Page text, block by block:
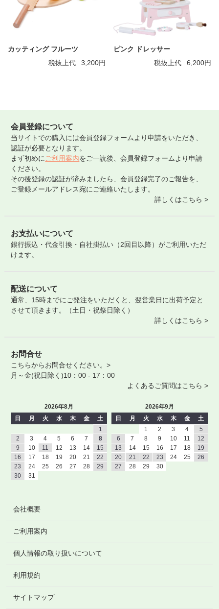
カッティング フルーツ
税抜上代
3,200円
ピンク ドレッサー
税抜上代
6,200円
会員登録について
当サイトでの購入には会員登録フォームより申請をいただき、
認証が必要となります。
まず初めに ご利用案内をご一読後、会員登録フォームより申請
ください。
その後登録の認証が済みましたら、会員登録完了のご報告を、
ご登録メールアドレス宛にご連絡いたします。
詳しくはこちら >
お支払いについて
銀行振込・代金引換・自社掛払い（2回目以降）がご利用いただ
けます。
配送について
通常、15時までにご発注をいただくと、翌営業日に出荷予定と
させて頂きます。（土日・祝祭日除く）
詳しくはこちら >
お問合せ
こちらからお問合せください。>
月～金(祝日除く)10：00 - 17：00
よくあるご質問はこちら >
2026年8月
日
月 火 水 木 金
土
1
2
3 4 5 6 7
8
9
10 11 12 13 14
15
16
17 18 19 20 21
22
23
24 25 26 27 28
29
30
31
2026年9月
日
月 火 水 木 金
土
1
2 3 4
5
6
7 8 9 10 11
12
13
14 15 16 17 18
19
20
21 22 23 24 25
26
27
28 29 30
会社概要
ご利用案内
個人情報の取り扱いについて
利用規約
サイトマップ